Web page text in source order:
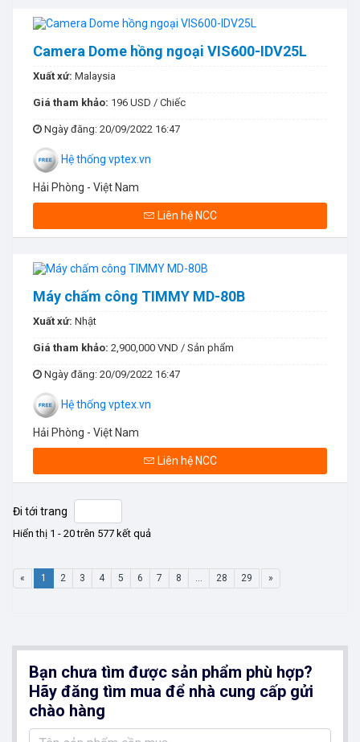
Camera Dome hồng ngoại VIS600-IDV25L
Xuất xứ: Malaysia
Giá tham khảo: 196 USD / Chiếc
Ngày đăng: 20/09/2022 16:47
Hệ thống vptex.vn
Hải Phòng - Việt Nam
Liên hệ NCC
Máy chấm công TIMMY MD-80B
Xuất xứ: Nhật
Giá tham khảo: 2,900,000 VND / Sản phẩm
Ngày đăng: 20/09/2022 16:47
Hệ thống vptex.vn
Hải Phòng - Việt Nam
Liên hệ NCC
« 1 2 3 4 5 6 7 8 ... 28 29 »
Hiển thị 1 - 20 trên 577 kết quả
Đi tới trang
Bạn chưa tìm được sản phẩm phù hợp?
Hãy đăng tìm mua để nhà cung cấp gửi
chào hàng